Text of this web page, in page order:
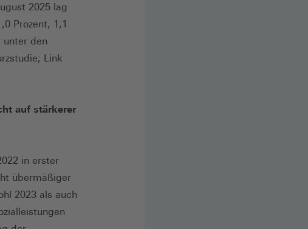
2025 lag
Prozent, 1,1
unter den
Link
auf stärkerer
in erster
übermäßiger
2023 als auch